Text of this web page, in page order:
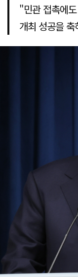
"민관 접촉에
개최 성공을